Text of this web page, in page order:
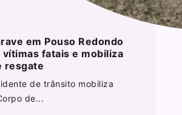
em Pouso Redondo
vítimas fatais e mobiliza
resgate
de trânsito mobiliza
de...